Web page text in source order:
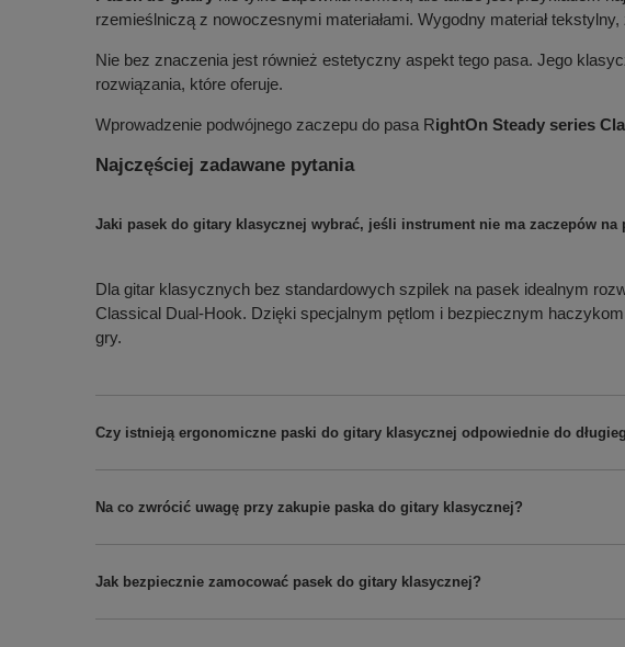
rzemieślniczą z nowoczesnymi materiałami. Wygodny materiał
Nie bez znaczenia jest również estetyczny aspekt tego pasa. Jego
rozwiązania, które oferuje.
Wprowadzenie podwójnego zaczepu do pasa RightOn Steady series
Najczęściej zadawane pytania
Jaki pasek do gitary klasycznej wybrać, jeśli instrument nie ma zaczepów na
Dla gitar klasycznych bez standardowych szpilek na pasek idealnym
Classical Dual-Hook. Dzięki specjalnym pętlom i bezpiecznym
gry.
Czy istnieją ergonomiczne paski do gitary klasycznej odpowiednie do
Na co zwrócić uwagę przy zakupie paska do gitary klasycznej?
Jak bezpiecznie zamocować pasek do gitary klasycznej?